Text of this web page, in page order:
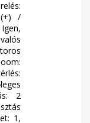
/
2
1,